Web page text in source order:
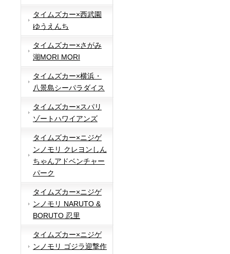
タイムズカー×西武園
ゆうえんち
タイムズカー×さがみ
湖MORI MORI
タイムズカー×横浜・
八景島シーパラダイス
タイムズカー×スパリ
ゾートハワイアンズ
タイムズカー×ニジゲ
ンノモリ クレヨンしん
ちゃんアドベンチャー
パーク
タイムズカー×ニジゲ
ンノモリ NARUTO &
BORUTO 忍里
タイムズカー×ニジゲ
ンノモリ ゴジラ迎撃作